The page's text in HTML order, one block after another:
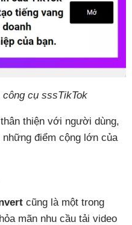
công cụ sssTikTok
thiện với người dùng,
điểm cộng lớn của
cũng là một trong
mãn nhu cầu tải video